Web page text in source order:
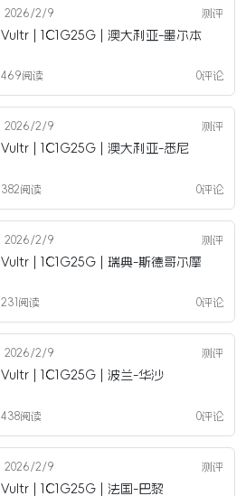
2026/2/9 测评
Vultr | 1C1G25G | 澳大利亚-墨尔本
469阅读 0评论
2026/2/9 测评
Vultr | 1C1G25G | 澳大利亚-悉尼
382阅读 0评论
2026/2/9 测评
Vultr | 1C1G25G | 瑞典-斯德哥尔摩
231阅读 0评论
2026/2/9 测评
Vultr | 1C1G25G | 波兰-华沙
438阅读 0评论
2026/2/9 测评
Vultr | 1C1G25G | 法国-巴黎